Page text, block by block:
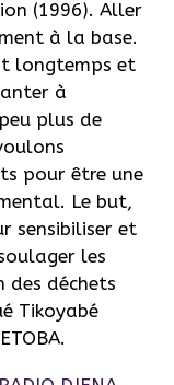
(1996). Aller
à la base.
longtemps et
à
plus de
pour être une
Le but,
sensibiliser et
les
des déchets
Tikoyabé